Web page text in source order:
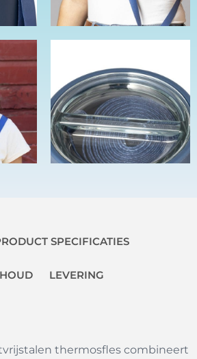
SPECIFICATIES
LEVERING
thermosfles combineert